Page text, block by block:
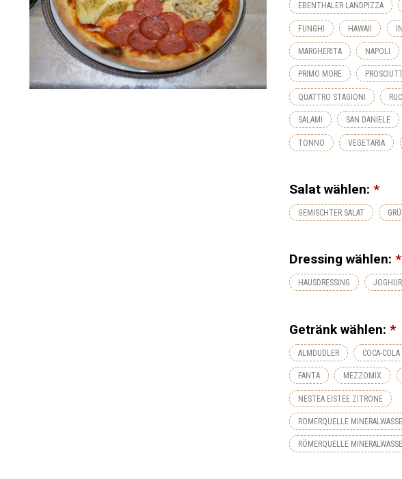
EBENTHALER LANDPIZZA
FUNGHI HAWAII
MARGHERITA NAPOLI
PRIMO MORE
QUATTRO STAGIONI
SALAMI SAN DANIELE
TONNO VEGETARIA
Salat wählen: *
GEMISCHTER SALAT
Dressing wählen: *
HAUSDRESSING
Getränk wählen: *
ALMDUDLER COCA-COLA
FANTA MEZZOMIX
NESTEA EISTEE ZITRONE
RÖMERQUELLE
RÖMERQUELLE